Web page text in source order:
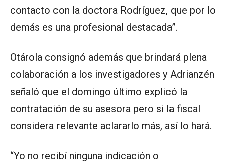
contacto con la doctora Rodríguez, que por lo
demás es una profesional destacada”.
Otárola consignó además que brindará plena
colaboración a los investigadores y Adrianzén
señaló que el domingo último explicó la
contratación de su asesora pero si la fiscal
considera relevante aclararlo más, así lo hará.
“Yo no recibí ninguna indicación o